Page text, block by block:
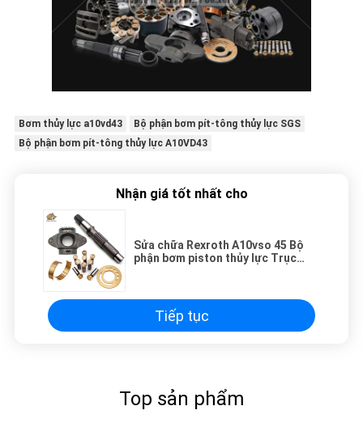
Bơm thủy lực a10vd43
Bộ phận bơm pít-tông thủy lực SGS
Bộ phận bơm pít-tông thủy lực A10VD43
Nhận giá tốt nhất cho
Sửa chữa Rexroth A10vso 45 Bộ
phận bơm piston thủy lực Trục
Tiếp tục
Top sản phẩm